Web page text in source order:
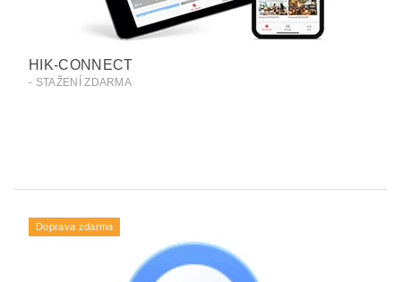
HIK-CONNECT
- STAŽENÍ ZDARMA
Doprava zdarma